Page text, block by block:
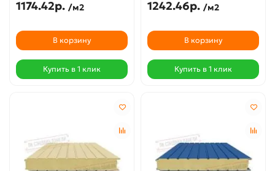
1174.42р. /м2
В корзину
Купить в 1 клик
1242.46р. /м2
В корзину
Купить в 1 клик